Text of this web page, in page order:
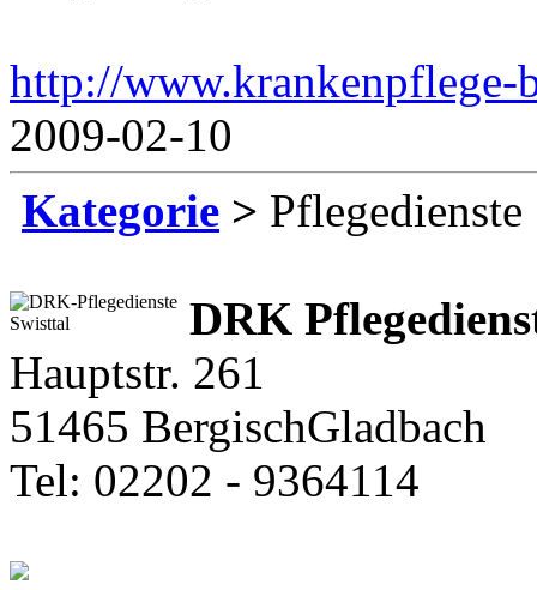
http://www.krankenpflege-
2009-02-10
Kategorie > Pflegedienste
DRK
Hauptstr. 261
51465 BergischGladbach
Tel: 02202 - 9364114